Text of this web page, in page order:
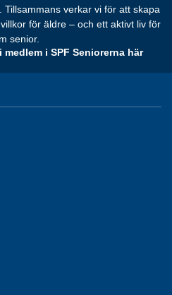
Tillsammans verkar vi för att skapa
för äldre – och ett aktivt liv för
senior.
medlem i SPF Seniorerna här